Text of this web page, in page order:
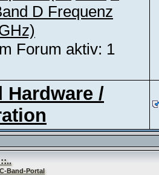
D Frequenz
Forum aktiv: 1
Hardware /
C-Band-Portal